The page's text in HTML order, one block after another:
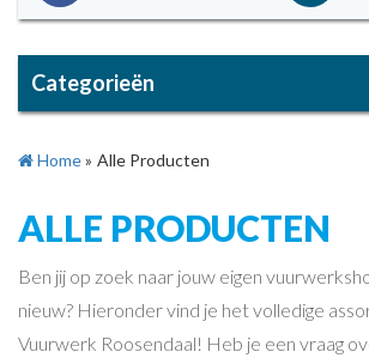
Categorieën
Home» Alle Producten
ALLE PRODUCTEN
Ben jij op zoek naar jouw eigen
nieuw? Hieronder vind je het volledige
Vuurwerk Roosendaal! Heb je een vraag